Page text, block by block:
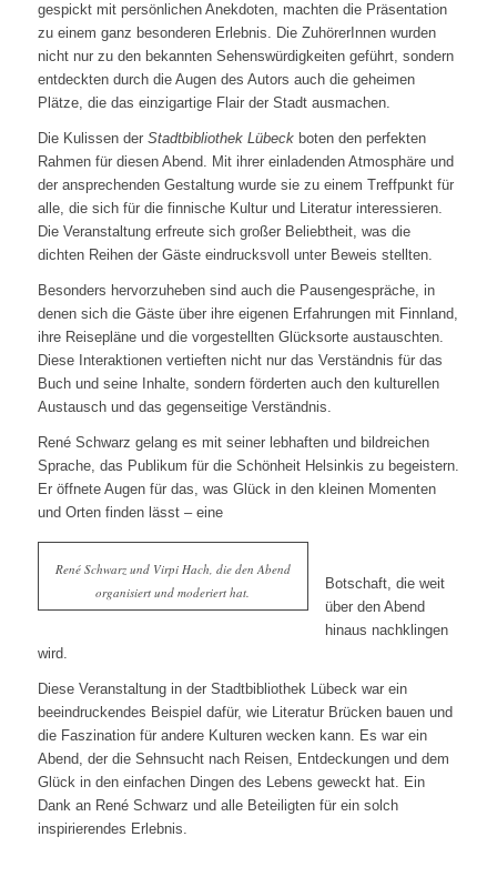
gespickt mit persönlichen Anekdoten, machten die Präsentation
zu einem ganz besonderen Erlebnis. Die ZuhörerInnen wurden
nicht nur zu den bekannten Sehenswürdigkeiten geführt, sondern
entdeckten durch die Augen des Autors auch die geheimen
Plätze, die das einzigartige Flair der Stadt ausmachen.
Die Kulissen der Stadtbibliothek Lübeckboten den perfekten
Rahmen für diesen Abend. Mit ihrer einladenden Atmosphäre und
der ansprechenden Gestaltung wurde sie zu einem Treffpunkt für
alle, die sich für die finnische Kultur und Literatur interessieren.
Die Veranstaltung erfreute sich großer Beliebtheit, was die
dichten Reihen der Gäste eindrucksvoll unter Beweis stellten.
Besonders hervorzuheben sind auch die Pausengespräche, in
denen sich die Gäste über ihre eigenen Erfahrungen mit Finnland,
ihre Reisepläne und die vorgestellten Glücksorte austauschten.
Diese Interaktionen vertieften nicht nur das Verständnis für das
Buch und seine Inhalte, sondern förderten auch den kulturellen
Austausch und das gegenseitige Verständnis.
René Schwarz gelang es mit seiner lebhaften und bildreichen
Sprache, das Publikum für die Schönheit Helsinkis zu begeistern.
Er öffnete Augen für das, was Glück in den kleinen Momenten
und Orten finden lässt – eine
René Schwarz und Virpi Hach, die den Abend
organisiert und moderiert hat.
Botschaft, die weit
über den Abend
hinaus nachklingen
wird.
Diese Veranstaltung in der Stadtbibliothek Lübeck war ein
beeindruckendes Beispiel dafür, wie Literatur Brücken bauen und
die Faszination für andere Kulturen wecken kann. Es war ein
Abend, der die Sehnsucht nach Reisen, Entdeckungen und dem
Glück in den einfachen Dingen des Lebens geweckt hat. Ein
Dank an René Schwarz und alle Beteiligten für ein solch
inspirierendes Erlebnis.